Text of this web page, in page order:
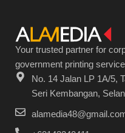
Your trusted partner for
government printing
No. 14 Jalan LP 1A/5,
Seri Kembangan,